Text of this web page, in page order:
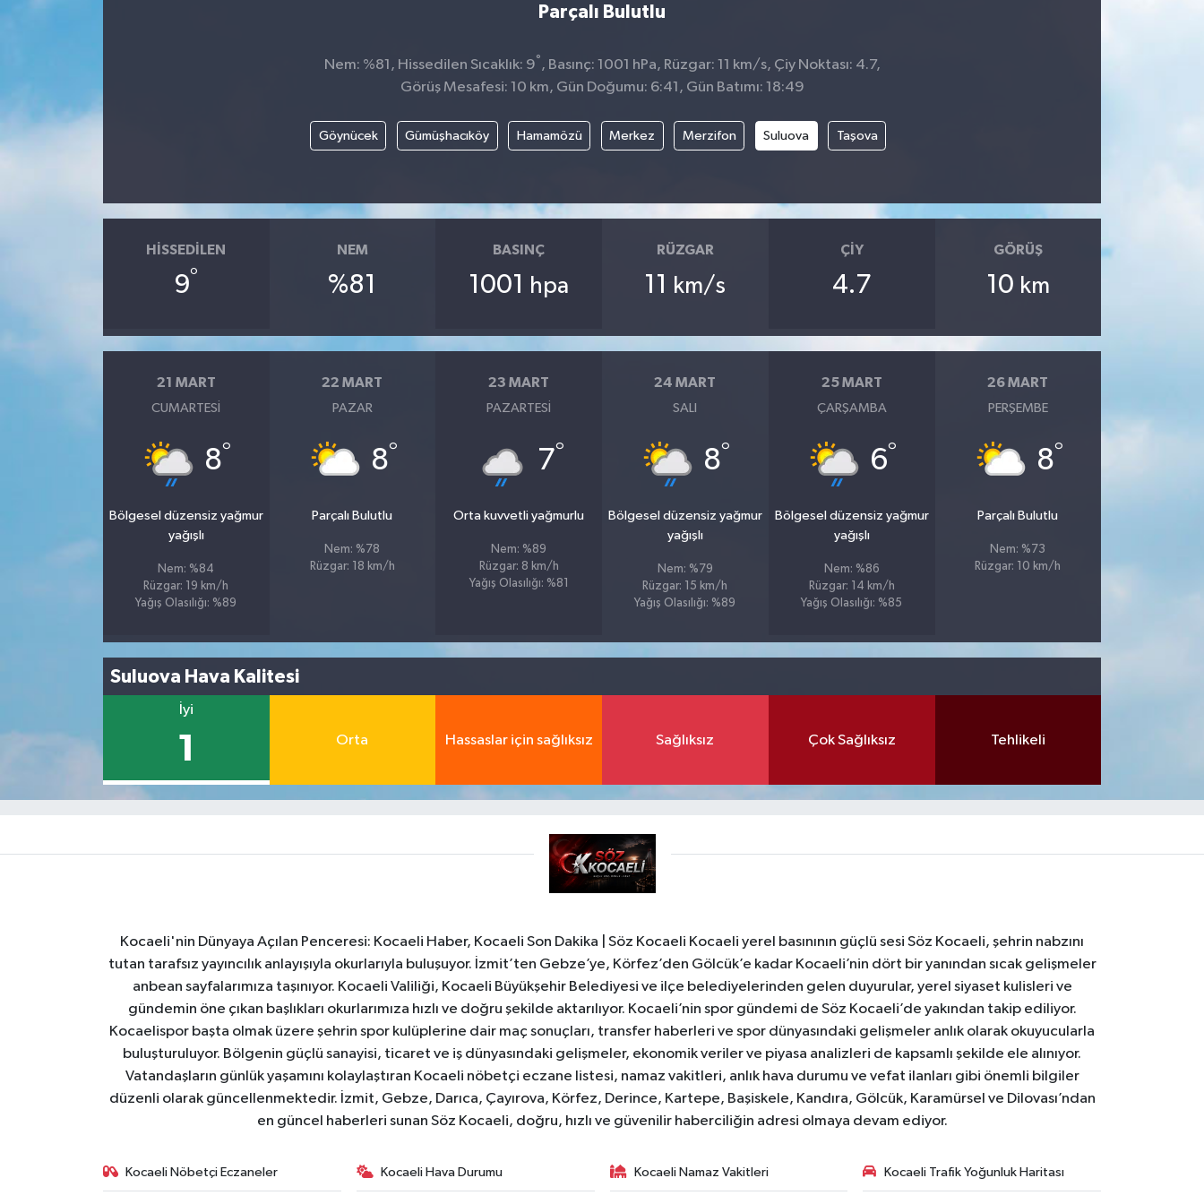
Parçalı Bulutlu
Nem: %81, Hissedilen Sıcaklık: 9° , Basınç: 1001 hPa, Rüzgar: 11 km/s, Çiy Noktası: 4.7,
Görüş Mesafesi: 10 km, Gün Doğumu: 6:41, Gün Batımı: 18:49
Göynücek Gümüşhacıköy Hamamözü Merkez Merzifon Suluova Taşova
HISSEDILEN
9°
NEM
%81
BASINÇ
1001 hpa
RÜZGAR
11 km/s
ÇIY
4.7
GÖRÜŞ
10 km
21 MART
CUMARTESI
8°
Bölgesel düzensiz yağmur
yağışlı
Nem: %84
Rüzgar: 19 km/h
Yağış Olasılığı: %89
22 MART
PAZAR
8°
Parçalı Bulutlu
Nem: %78
Rüzgar: 18 km/h
23 MART
PAZARTESI
7°
Orta kuvvetli yağmurlu
Nem: %89
Rüzgar: 8 km/h
Yağış Olasılığı: %81
24 MART
SALI
8°
Bölgesel düzensiz yağmur
yağışlı
Nem: %79
Rüzgar: 15 km/h
Yağış Olasılığı: %89
25 MART
ÇARŞAMBA
6°
Bölgesel düzensiz yağmur
yağışlı
Nem: %86
Rüzgar: 14 km/h
Yağış Olasılığı: %85
26 MART
PERŞEMBE
8°
Parçalı Bulutlu
Nem: %73
Rüzgar: 10 km/h
Suluova Hava Kalitesi
İyi
1 Orta Hassaslar için sağlıksız Sağlıksız Çok Sağlıksız Tehlikeli
Kocaeli'nin Dünyaya Açılan Penceresi: Kocaeli Haber, Kocaeli Son Dakika | Söz Kocaeli Kocaeli yerel basınının güçlü sesi Söz Kocaeli, şehrin nabzını
tutan tarafsız yayıncılık anlayışıyla okurlarıyla buluşuyor. İzmit’ten Gebze’ye, Körfez’den Gölcük’e kadar Kocaeli’nin dört bir yanından sıcak gelişmeler
anbean sayfalarımıza taşınıyor. Kocaeli Valiliği, Kocaeli Büyükşehir Belediyesi ve ilçe belediyelerinden gelen duyurular, yerel siyaset kulisleri ve
gündemin öne çıkan başlıkları okurlarımıza hızlı ve doğru şekilde aktarılıyor. Kocaeli’nin spor gündemi de Söz Kocaeli’de yakından takip ediliyor.
Kocaelispor başta olmak üzere şehrin spor kulüplerine dair maç sonuçları, transfer haberleri ve spor dünyasındaki gelişmeler anlık olarak okuyucularla
buluşturuluyor. Bölgenin güçlü sanayisi, ticaret ve iş dünyasındaki gelişmeler, ekonomik veriler ve piyasa analizleri de kapsamlı şekilde ele alınıyor.
Vatandaşların günlük yaşamını kolaylaştıran Kocaeli nöbetçi eczane listesi, namaz vakitleri, anlık hava durumu ve vefat ilanları gibi önemli bilgiler
düzenli olarak güncellenmektedir. İzmit, Gebze, Darıca, Çayırova, Körfez, Derince, Kartepe, Başiskele, Kandıra, Gölcük, Karamürsel ve Dilovası’ndan
en güncel haberleri sunan Söz Kocaeli, doğru, hızlı ve güvenilir haberciliğin adresi olmaya devam ediyor.
Kocaeli Nöbetçi Eczaneler Kocaeli Hava Durumu Kocaeli Namaz Vakitleri Kocaeli Trafik Yoğunluk Haritası